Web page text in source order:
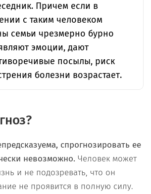
Причем если в
с таким человеком
семьи чрезмерно бурно
эмоции, дают
посылы, риск
болезни возрастает.
спрогнозировать ее
невозможно. Человек может
и не подозревать, что он
не проявится в полную силу.